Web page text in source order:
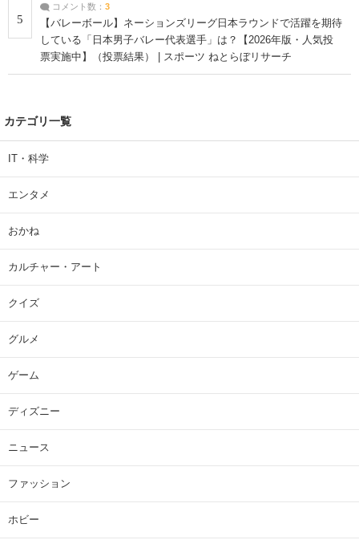
5
コメント数： 3
【バレーボール】ネーションズリーグ日本ラウンドで活躍を期待
している「日本男子バレー代表選手」は？【2026年版・人気投
票実施中】（投票結果） | スポーツ ねとらぼリサーチ
カテゴリ一覧
IT・科学
エンタメ
おかね
カルチャー・アート
クイズ
グルメ
ゲーム
ディズニー
ニュース
ファッション
ホビー